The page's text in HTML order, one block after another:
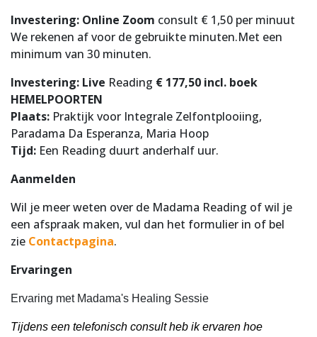
Investering: Online Zoom consult € 1,50 per minuut
We rekenen af voor de gebruikte minuten.Met een
minimum van 30 minuten.
Investering: Live Reading € 177,50 incl. boek
HEMELPOORTEN
Plaats: Praktijk voor Integrale Zelfontplooiing,
Paradama Da Esperanza, Maria Hoop
Tijd: Een Reading duurt anderhalf uur.
Aanmelden
Wil je meer weten over de Madama Reading of wil je
een afspraak maken, vul dan het formulier in of bel
zie Contactpagina.
Ervaringen
Ervaring met Madama's Healing Sessie
Tijdens een telefonisch consult heb ik ervaren hoe